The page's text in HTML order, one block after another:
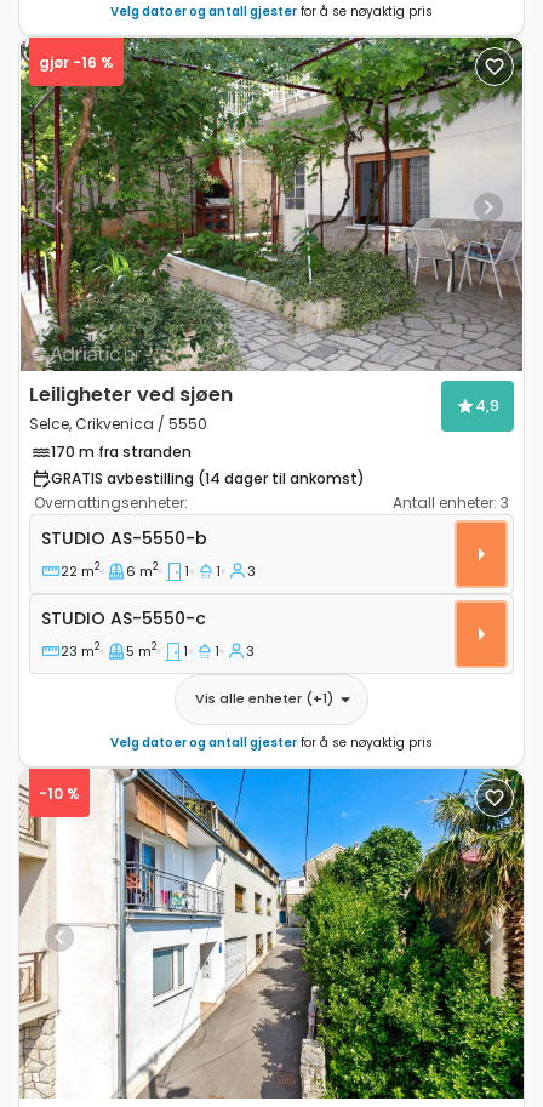
Velg datoer og antall gjester for å se nøyaktig pris
Previous Next
gjør -16 %
Leiligheter ved sjøen
Selce, Crikvenica / 5550
4,9
170 m fra stranden
GRATIS avbestilling (14 dager til ankomst)
Overnattingsenheter:
Antall enheter: 3
Leilighet studio Selce, Crikvenica AS-5550-b
STUDIO AS-5550-b
22 m2 6 m2 1 1 3
Studio AS-5550-c
STUDIO AS-5550-c
23 m2 5 m2 1 1 3
Vis alle enheter (+1)
Velg datoer og antall gjester for å se nøyaktig pris
Previous Next
-10 %